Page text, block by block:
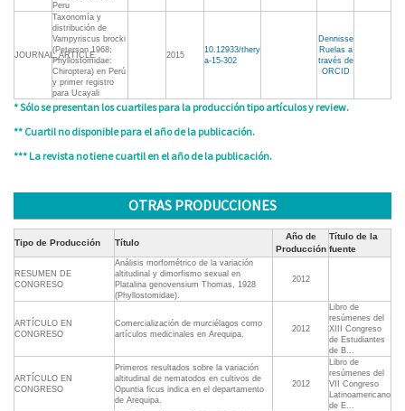
Peru
JOURNAL_ARTICLE
Taxonomía y
distribución de
Vampyriscus brocki
(Peterson 1968;
Phyllostomidae:
Chiroptera) en Perú
y primer registro
para Ucayali
2015
10.12933/thery
a-15-302
Dennisse
Ruelas a
través de
ORCID
* Sólo se presentan los cuartiles para la producción tipo artículos y review.
** Cuartil no disponible para el año de la publicación.
*** La revista no tiene cuartil en el año de la publicación.
OTRAS PRODUCCIONES
Tipo de Producción Título
Año de
Producción
Título de la
fuente
RESUMEN DE
CONGRESO
Análisis morfométrico de la variación
altitudinal y dimorfismo sexual en
Platalina genovensium Thomas, 1928
(Phyllostomidae).
2012
ARTÍCULO EN
CONGRESO
Comercialización de murciélagos como
artículos medicinales en Arequipa.
2012
Libro de
resúmenes del
XIII Congreso
de Estudiantes
de B...
ARTÍCULO EN
CONGRESO
Primeros resultados sobre la variación
altitudinal de nematodos en cultivos de
Opuntia ficus indica en el departamento
de Arequipa.
2012
Libro de
resúmenes del
VII Congreso
Latinoamericano
de E...